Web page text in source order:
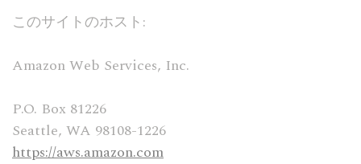
クッキーポリシー
必要
ベートエリアのログインやWebサイトのナビゲーションな
この種のCookieはありません。
このサイトのホスト:
Amazon Web Services, Inc.
P.O. Box 81226
Seattle, WA 98108-1226
https://aws.amazon.com